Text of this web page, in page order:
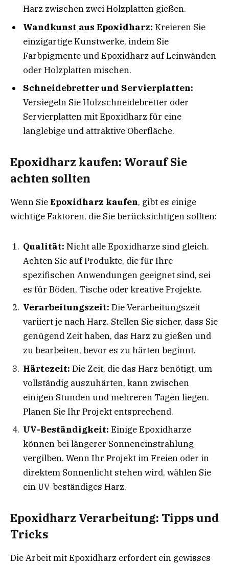
Harz zwischen zwei Holzplatten gießen.
Wandkunst aus Epoxidharz: Kreieren Sie
einzigartige Kunstwerke, indem Sie
Farbpigmente und Epoxidharz auf Leinwänden
oder Holzplatten mischen.
Schneidebretter und Servierplatten:
Versiegeln Sie Holzschneidebretter oder
Servierplatten mit Epoxidharz für eine
langlebige und attraktive Oberfläche.
Epoxidharz kaufen: Worauf Sie
achten sollten
Wenn SieEpoxidharz kaufen, gibt es einige
wichtige Faktoren, die Sie berücksichtigen sollten:
Qualität: Nicht alle Epoxidharze sind gleich.
Achten Sie auf Produkte, die für Ihre
spezifischen Anwendungen geeignet sind, sei
es für Böden, Tische oder kreative Projekte.
Verarbeitungszeit: Die Verarbeitungszeit
variiert je nach Harz. Stellen Sie sicher, dass Sie
genügend Zeit haben, das Harz zu gießen und
zu bearbeiten, bevor es zu härten beginnt.
Härtezeit: Die Zeit, die das Harz benötigt, um
vollständig auszuhärten, kann zwischen
einigen Stunden und mehreren Tagen liegen.
Planen Sie Ihr Projekt entsprechend.
UV-Beständigkeit: Einige Epoxidharze
können bei längerer Sonneneinstrahlung
vergilben. Wenn Ihr Projekt im Freien oder in
direktem Sonnenlicht stehen wird, wählen Sie
ein UV-beständiges Harz.
Epoxidharz Verarbeitung: Tipps und
Tricks
Die Arbeit mit Epoxidharz erfordert ein gewisses